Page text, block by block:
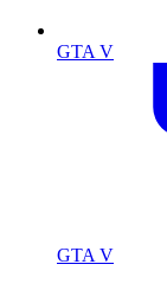
GTA V
GTA V